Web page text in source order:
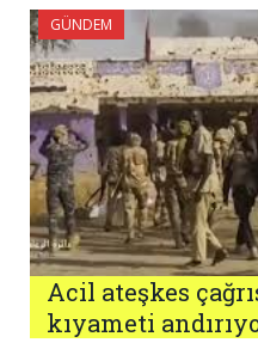
GÜNDEM
Acil ateşkes
kıyameti